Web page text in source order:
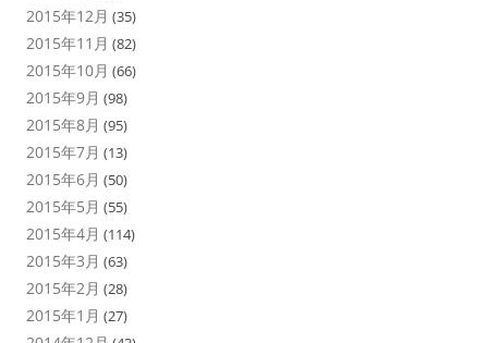
2015年12月 (35)
2015年11月 (82)
2015年10月 (66)
2015年9月 (98)
2015年8月 (95)
2015年7月 (13)
2015年6月 (50)
2015年5月 (55)
2015年4月 (114)
2015年3月 (63)
2015年2月 (28)
2015年1月 (27)